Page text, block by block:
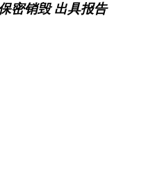
密销毁 出具报告